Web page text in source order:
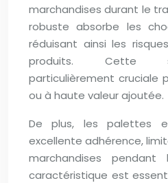
marchandises durant le
robuste absorbe les
réduisant ainsi les
produits. Cette
particulièrement cruciale
ou à haute valeur ajoutée.
De plus, les palettes
excellente adhérence,
marchandises
caractéristique est